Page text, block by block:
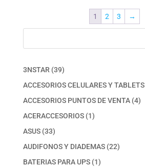
1 2 3 →
3NSTAR 3939
productos
ACCESORIOS CELULARES Y TABLETS
ACCESORIOS PUNTOS DE VENTA 44
ACERACCESORIOS 11
ASUS 3333
productos
AUDIFONOS Y DIADEMAS 2222
BATERIAS PARA UPS 11